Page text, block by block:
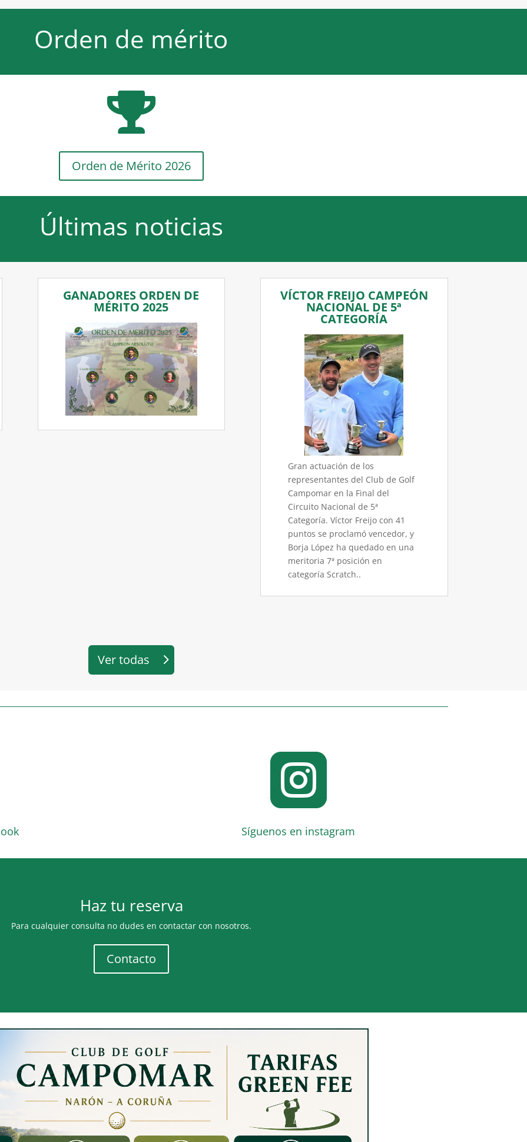
Orden de mérito

Orden de Mérito 2026
Últimas noticias
GANADORES ORDEN DE
MÉRITO 2025
VÍCTOR FREIJO CAMPEÓN
NACIONAL DE 5ª
CATEGORÍA
Gran actuación de los
representantes del Club de Golf
Campomar en la Final del
Circuito Nacional de 5ª
Categoría. Víctor Freijo con 41
puntos se proclamó vencedor, y
Borja López ha quedado en una
meritoria 7ª posición en
categoría Scratch..
Ver todas

Síguenos en instagram
Haz tu reserva
Para cualquier consulta no dudes en contactar con nosotros.
Contacto